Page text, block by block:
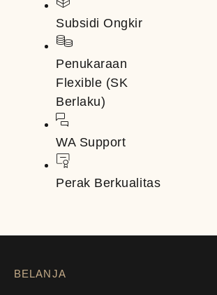
Subsidi Ongkir
Penukaraan
Flexible (SK
Berlaku)
WA Support
Perak Berkualitas
BELANJA